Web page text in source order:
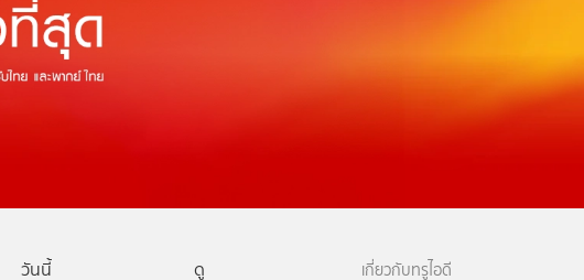
วันนี้ ดู เกี่ยวกับทรูไอดี